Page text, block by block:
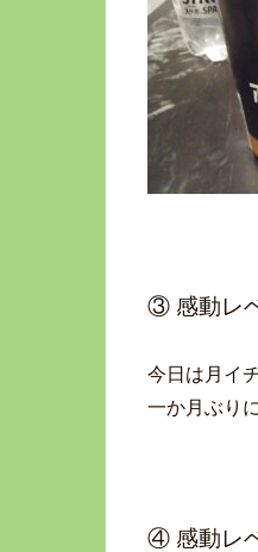
③ 感動レ
今日は月イ
一か月ぶり
④ 感動レ